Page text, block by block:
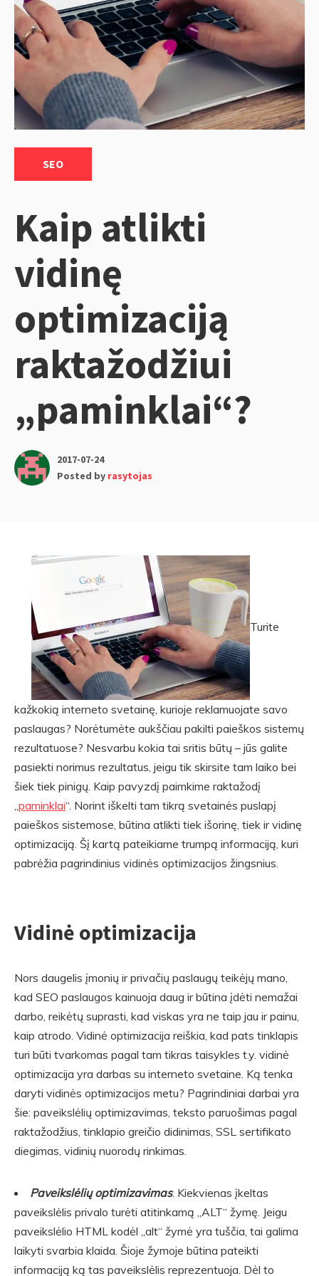
SEO
Kaip atlikti
vidinę
optimizaciją
raktažodžiui
„paminklai“?
2017-07-24
Posted by rasytojas
Turite
kažkokią interneto svetainę, kurioje reklamuojate savo
paslaugas? Norėtumėte aukščiau pakilti paieškos sistemų
rezultatuose? Nesvarbu kokia tai sritis būtų – jūs galite
pasiekti norimus rezultatus, jeigu tik skirsite tam laiko bei
šiek tiek pinigų. Kaip pavyzdį paimkime raktažodį
„paminklai“. Norint iškelti tam tikrą svetainės puslapį
paieškos sistemose, būtina atlikti tiek išorinę, tiek ir vidinę
optimizaciją. Šį kartą pateikiame trumpą informaciją, kuri
pabrėžia pagrindinius vidinės optimizacijos žingsnius.
Vidinė optimizacija
Nors daugelis įmonių ir privačių paslaugų teikėjų mano,
kad SEO paslaugos kainuoja daug ir būtina įdėti nemažai
darbo, reikėtų suprasti, kad viskas yra ne taip jau ir painu,
kaip atrodo. Vidinė optimizacija reiškia, kad pats tinklapis
turi būti tvarkomas pagal tam tikras taisykles t.y. vidinė
optimizacija yra darbas su interneto svetaine. Ką tenka
daryti vidinės optimizacijos metu? Pagrindiniai darbai yra
šie: paveikslėlių optimizavimas, teksto paruošimas pagal
raktažodžius, tinklapio greičio didinimas, SSL sertifikato
diegimas, vidinių nuorodų rinkimas.
Paveikslėlių optimizavimas. Kiekvienas įkeltas
paveikslėlis privalo turėti atitinkamą „ALT“ žymę. Jeigu
paveikslėlio HTML kodėl „alt“ žymė yra tuščia, tai galima
laikyti svarbia klaida. Šioje žymoje būtina pateikti
informaciją ką tas paveikslėlis reprezentuoja. Dėl to